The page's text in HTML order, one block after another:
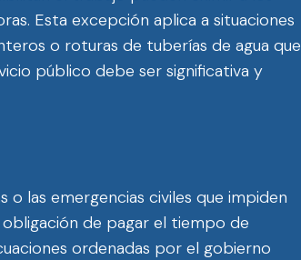
Esta excepción aplica a situaciones
o roturas de tuberías de agua que
público debe ser significativa y
o las emergencias civiles que impiden
de pagar el tiempo de
ordenadas por el gobierno